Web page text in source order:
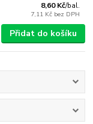
8,60 Kč/bal.
7,11 Kč bez DPH
Přidat do košíku